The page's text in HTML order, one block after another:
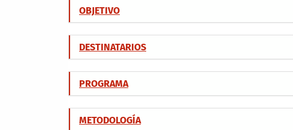
OBJETIVO
DESTINATARIOS
PROGRAMA
METODOLOGÍA